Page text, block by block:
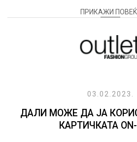
ПРИКАЖИ
03.02.2023.
ДАЛИ МОЖЕ ДА ЈА
КАРТИЧКАТА ON-